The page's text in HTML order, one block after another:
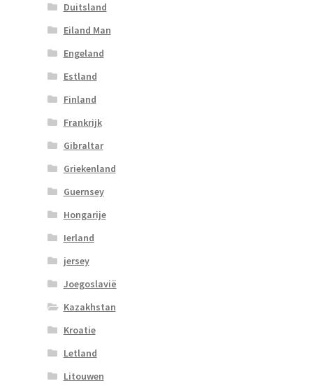
Duitsland
Eiland Man
Engeland
Estland
Finland
Frankrijk
Gibraltar
Griekenland
Guernsey
Hongarije
Ierland
jersey
Joegoslavië
Kazakhstan
Kroatie
Letland
Litouwen